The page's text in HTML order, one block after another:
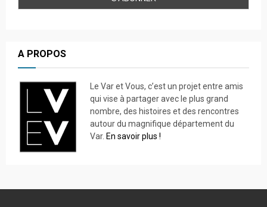
A PROPOS
Le Var et Vous, c’est un projet entre amis
qui vise à partager avec le plus grand
nombre, des histoires et des rencontres
autour du magnifique département du
Var. En savoir plus !